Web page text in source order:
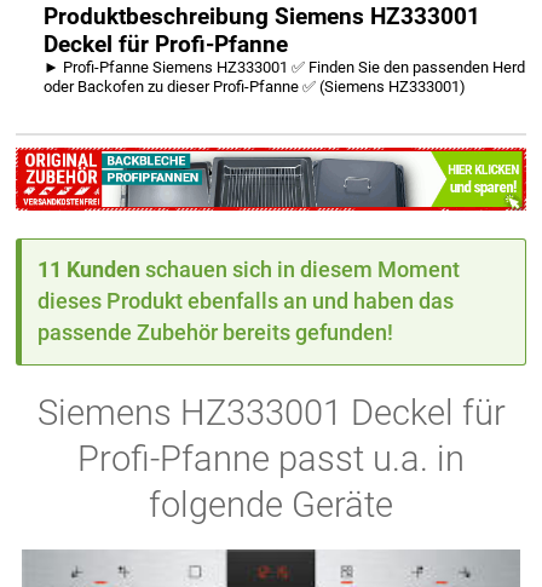
Produktbeschreibung Siemens HZ333001
Deckel für Profi-Pfanne
► Profi-Pfanne Siemens HZ333001 ✅ Finden Sie den passenden Herd
oder Backofen zu dieser Profi-Pfanne ✅ (Siemens HZ333001)
11 Kunden schauen sich in diesem Moment
dieses Produkt ebenfalls an und haben das
passende Zubehör bereits gefunden!
Siemens HZ333001 Deckel für
Profi-Pfanne passt u.a. in
folgende Geräte